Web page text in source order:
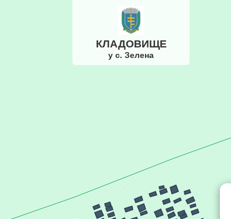
КЛАДОВИЩЕ
у с. Зелена